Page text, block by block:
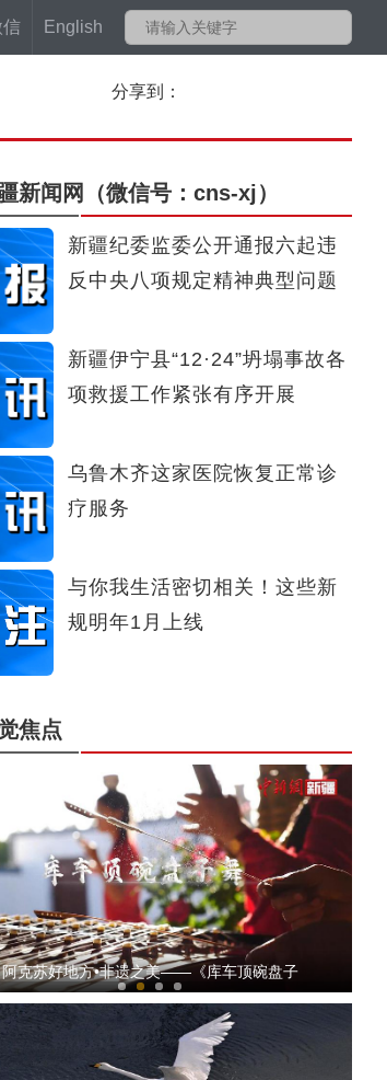
信 English
分享到：
新闻网 （微信号：cns-xj）
新疆纪委监委公开通报六起违
反中央八项规定精神典型问题
新疆伊宁县“12·24”坍塌事故各
项救援工作紧张有序开展
乌鲁木齐这家医院恢复正常诊
疗服务
与你我生活密切相关！这些新
规明年1月上线
焦点
新疆首个高高原机场正式通航
疆和田八旬农民画家：绘出心中的大美新疆
阿克苏好地方•非遗之美——《库车顶碗盘子